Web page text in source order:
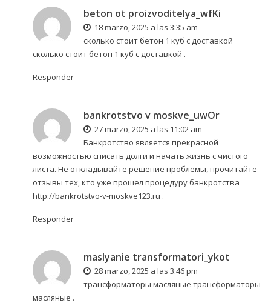
beton ot proizvoditelya_wfKi
18 marzo, 2025 a las 3:35 am
сколько стоит бетон 1 куб с доставкой
сколько стоит бетон 1 куб с доставкой .
Responder
bankrotstvo v moskve_uwOr
27 marzo, 2025 a las 11:02 am
Банкротство является прекрасной
возможностью списать долги и начать жизнь с чистого
листа. Не откладывайте решение проблемы, прочитайте
отзывы тех, кто уже прошел процедуру банкротства
http://bankrotstvo-v-moskve123.ru .
Responder
maslyanie transformatori_ykot
28 marzo, 2025 a las 3:46 pm
трансформаторы масляные трансформаторы
масляные .